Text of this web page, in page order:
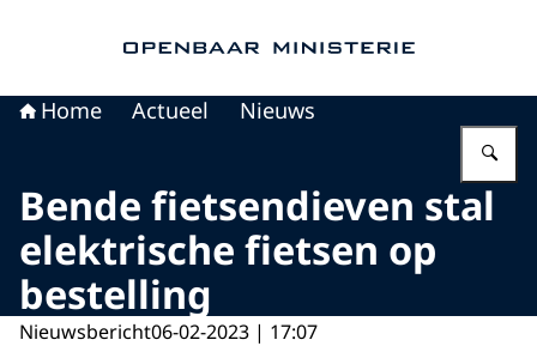
Home Actueel Nieuws
Bende fietsendieven stal
elektrische fietsen op
bestelling
Nieuwsbericht06-02-2023 | 17:07